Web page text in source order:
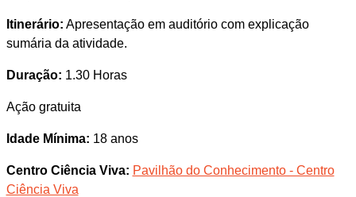
Itinerário: Apresentação em auditório com explicação
sumária da atividade.
Duração: 1.30 Horas
Ação gratuita
Idade Mínima: 18 anos
Centro Ciência Viva: Pavilhão do Conhecimento - Centro
Ciência Viva